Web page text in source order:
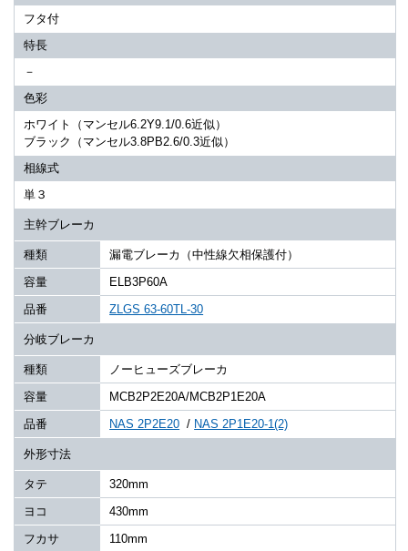
フタ付
特長
－
色彩
ホワイト（マンセル6.2Y9.1/0.6近似）
ブラック（マンセル3.8PB2.6/0.3近似）
相線式
単３
主幹ブレーカ
種類
漏電ブレーカ（中性線欠相保護付）
容量
ELB3P60A
品番
ZLGS 63-60TL-30
分岐ブレーカ
種類
ノーヒューズブレーカ
容量
MCB2P2E20A/MCB2P1E20A
品番
NAS 2P2E20 / NAS 2P1E20-1(2)
外形寸法
タテ
320mm
ヨコ
430mm
フカサ
110mm